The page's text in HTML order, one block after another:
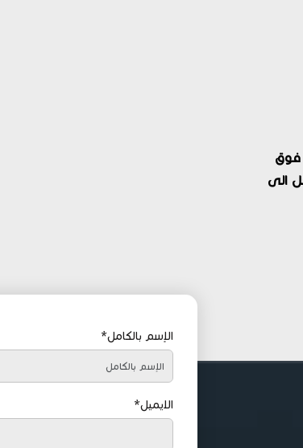
فوق
تصل الى
الإسم بالكامل*
الايميل*